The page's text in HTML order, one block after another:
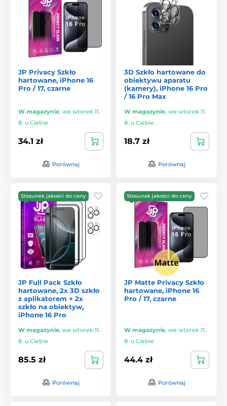
JP Privacy Szkło
hartowane, iPhone 16
Pro / 17, czarne
W magazynie, we wtorek 11.
8. u Ciebie
34.1 zł
Porównaj
3D Szkło hartowane do
obiektywu aparatu
(kamery), iPhone 16 Pro
/ 16 Pro Max
W magazynie, we wtorek 11.
8. u Ciebie
18.7 zł
Porównaj
Stosunek jakości do ceny
JP Full Pack Szkło
hartowane, 2x 3D szkło
z aplikatorem + 2x
szkło na obiektyw,
iPhone 16 Pro
W magazynie, we wtorek 11.
8. u Ciebie
85.5 zł
Porównaj
Stosunek jakości do ceny
JP Matte Privacy Szkło
hartowane, iPhone 16
Pro / 17, czarne
W magazynie, we wtorek 11.
8. u Ciebie
44.4 zł
Porównaj